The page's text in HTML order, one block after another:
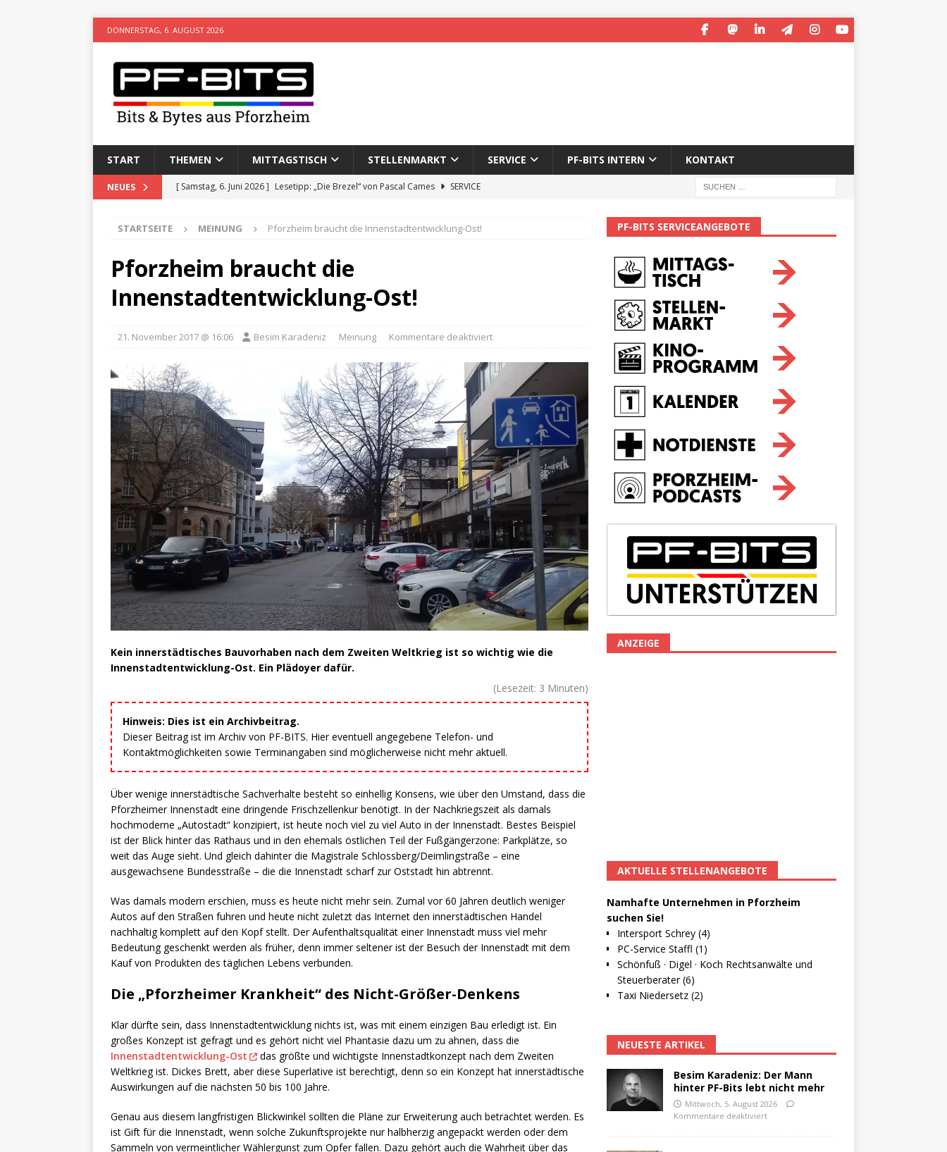
DONNERSTAG, 6. AUGUST 2026
START THEMEN MITTAGSTISCH STELLENMARKT SERVICE PF-BITS INTERN KONTAKT
NEUES [ Samstag, 6. Juni 2026 ] Lesetipp: „Die Brezel“ von Pascal Cames
SERVICE
[ Sonntag, 15. Februar 2026 ] Aufzeichnung des 65. Fasnetsumzugs Dillweißenstein
VERANSTALTUNGEN
[ Mittwoch, 5. August 2026 ] Besim Karadeniz: Der Mann hinter PF-Bits lebt nicht mehr
STARTSEITE MEINUNG Pforzheim braucht die Innenstadtentwicklung-Ost!
Pforzheim braucht die
Innenstadtentwicklung-Ost!
21. November 2017 @ 16:06 Besim Karadeniz Meinung Kommentare deaktiviert
Kein innerstädtisches Bauvorhaben nach dem Zweiten Weltkrieg ist so wichtig wie die
Innenstadtentwicklung-Ost. Ein Plädoyer dafür.
(Lesezeit: 3 Minuten)
Hinweis: Dies ist ein Archivbeitrag.
Dieser Beitrag ist im Archiv von PF-BITS. Hier eventuell angegebene Telefon- und
Kontaktmöglichkeiten sowie Terminangaben sind möglicherweise nicht mehr aktuell.
Über wenige innerstädtische Sachverhalte besteht so einhellig Konsens, wie über den Umstand, dass die
Pforzheimer Innenstadt eine dringende Frischzellenkur benötigt. In der Nachkriegszeit als damals
hochmoderne „Autostadt“ konzipiert, ist heute noch viel zu viel Auto in der Innenstadt. Bestes Beispiel
ist der Blick hinter das Rathaus und in den ehemals östlichen Teil der Fußgängerzone: Parkplätze, so
weit das Auge sieht. Und gleich dahinter die Magistrale Schlossberg/Deimlingstraße – eine
ausgewachsene Bundesstraße – die die Innenstadt scharf zur Oststadt hin abtrennt.
Was damals modern erschien, muss es heute nicht mehr sein. Zumal vor 60 Jahren deutlich weniger
Autos auf den Straßen fuhren und heute nicht zuletzt das Internet den innerstädtischen Handel
nachhaltig komplett auf den Kopf stellt. Der Aufenthaltsqualität einer Innenstadt muss viel mehr
Bedeutung geschenkt werden als früher, denn immer seltener ist der Besuch der Innenstadt mit dem
Kauf von Produkten des täglichen Lebens verbunden.
Die „Pforzheimer Krankheit“ des Nicht-Größer-Denkens
Klar dürfte sein, dass Innenstadtentwicklung nichts ist, was mit einem einzigen Bau erledigt ist. Ein
großes Konzept ist gefragt und es gehört nicht viel Phantasie dazu um zu ahnen, dass die
Innenstadtentwicklung-Ost
das größte und wichtigste Innenstadtkonzept nach dem Zweiten
Weltkrieg ist. Dickes Brett, aber diese Superlative ist berechtigt, denn so ein Konzept hat innerstädtische
Auswirkungen auf die nächsten 50 bis 100 Jahre.
Genau aus diesem langfristigen Blickwinkel sollten die Pläne zur Erweiterung auch betrachtet werden. Es
ist Gift für die Innenstadt, wenn solche Zukunftsprojekte nur halbherzig angepackt werden oder dem
Sammeln von vermeintlicher Wählergunst zum Opfer fallen. Dazu gehört auch die Wahrheit über das
PF-BITS SERVICEANGEBOTE
ANZEIGE
AKTUELLE STELLENANGEBOTE
Namhafte Unternehmen in Pforzheim
suchen Sie!
Intersport Schrey (4)
PC-Service Staffl (1)
Schönfuß · Digel · Koch Rechtsanwälte und
Steuerberater (6)
Taxi Niedersetz (2)
NEUESTE ARTIKEL
Besim Karadeniz: Der Mann
hinter PF-Bits lebt nicht mehr
Mittwoch, 5. August 2026
Kommentare deaktiviert